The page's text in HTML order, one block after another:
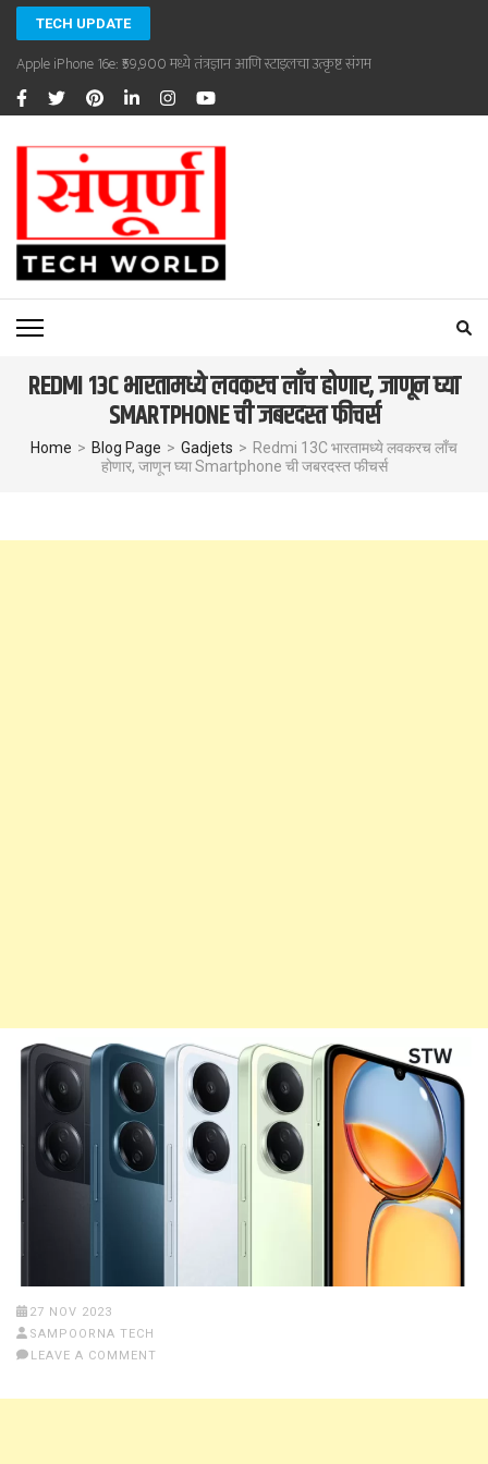
Skip
content
(Press
Enter)
TECH UPDATE
Xiaomi Redmi A5 4G: 6.88-inch IPS LCD आणि 120Hz Refresh Rate सह बजेट
SAMPOORNA TECHWORLD
Sampoorna Techworld
REDMI 13C भारतामध्ये लवकरच लाँच होणार, जाणून घ्या
SMARTPHONE ची जबरदस्त फीचर्स
Home > Blog Page > Gadjets > Redmi 13C भारतामध्ये लवकरच लाँच
होणार, जाणून घ्या Smartphone ची जबरदस्त फीचर्स
27 NOV 2023
SAMPOORNA TECH
LEAVE A COMMENT